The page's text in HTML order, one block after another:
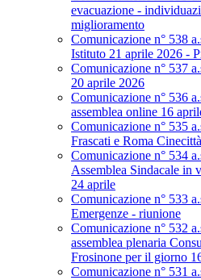
evacuazione -
miglioramento
Comunicazione n° 538
Istituto 21 aprile 2026 -
Comunicazione n° 537
20 aprile 2026
Comunicazione n° 536
assemblea online 16
Comunicazione n° 535
Frascati e Roma
Comunicazione n° 534
Assemblea Sindacale in
24 aprile
Comunicazione n° 533
Emergenze - riunione
Comunicazione n° 532
assemblea plenaria
Frosinone per il giorno
Comunicazione n° 531